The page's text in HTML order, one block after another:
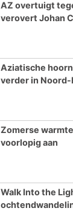
AZ overtuigt
verovert Johan
Aziatische
verder in
Zomerse
voorlopig aan
Walk Into the